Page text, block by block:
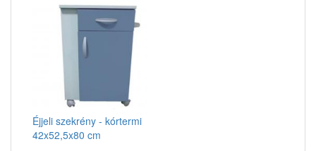
Éjjeli szekrény - kórtermi
42x52,5x80 cm